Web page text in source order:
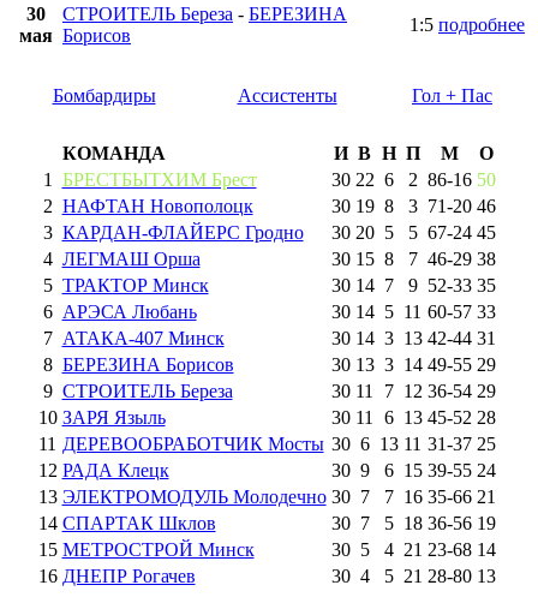
30
мая
СТРОИТЕЛЬ Береза - БЕРЕЗИНА
Борисов
1:5 подробнее
Бомбардиры Ассистенты Гол + Пас
КОМАНДА И В Н П М
О
1
БРЕСТБЫТХИМ Брест 30 22 6 2 86-16 50
2 НАФТАН Новополоцк 30 19 8 3 71-20 46
3 КАРДАН-ФЛАЙЕРС Гродно 30 20 5 5 67-24 45
4 ЛЕГМАШ Орша 30 15 8 7 46-29 38
5 ТРАКТОР Минск 30 14 7 9 52-33 35
6 АРЭСА Любань 30 14 5 11 60-57 33
7 АТАКА-407 Минск 30 14 3 13 42-44 31
8 БЕРЕЗИНА Борисов 30 13 3 14 49-55 29
9 СТРОИТЕЛЬ Береза 30 11 7 12 36-54 29
10 ЗАРЯ Языль 30 11 6 13 45-52 28
11 ДЕРЕВООБРАБОТЧИК Мосты 30 6 13 11 31-37 25
12 РАДА Клецк 30 9 6 15 39-55 24
13 ЭЛЕКТРОМОДУЛЬ Молодечно 30 7 7 16 35-66 21
14 СПАРТАК Шклов 30 7 5 18 36-56 19
15 МЕТРОСТРОЙ Минск 30 5 4 21 23-68 14
16 ДНЕПР Рогачев 30 4 5 21 28-80 13